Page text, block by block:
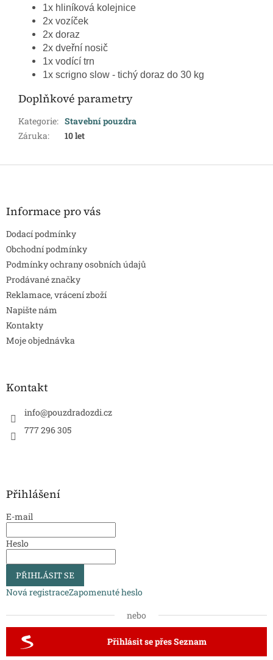
1x hliníková kolejnice
2x vozíček
2x doraz
2x dveřní nosič
1x vodící trn
1x scrigno slow - tichý doraz do 30 kg
Doplňkové parametry
Kategorie: Stavební pouzdra
Záruka: 10 let
Z
Informace pro vás
Dodací podmínky
Obchodní podmínky
Podmínky ochrany osobních údajů
Prodávané značky
Reklamace, vrácení zboží
Napište nám
Kontakty
Moje objednávka
Kontakt
info@pouzdradozdi.cz
777 296 305
Přihlášení
E-mail
Heslo
PŘIHLÁSIT SE
Nová registraceZapomenuté heslo
nebo
Přihlásit se přes Seznam